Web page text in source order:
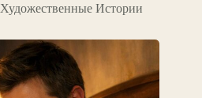
Художественные Истории